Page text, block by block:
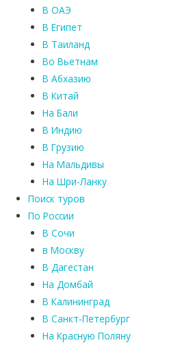
В ОАЭ
В Египет
В Таиланд
Во Вьетнам
В Абхазию
В Китай
На Бали
В Индию
В Грузию
На Мальдивы
На Шри-Ланку
Поиск туров
По России
В Сочи
в Москву
В Дагестан
На Домбай
В Калининград
В Санкт-Петербург
На Красную Поляну